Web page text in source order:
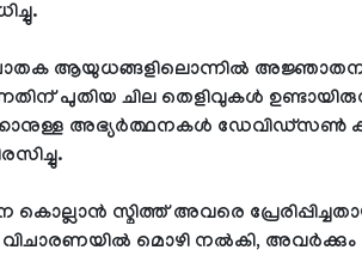
ആയുധങ്ങളിലൊന്നിൽ
പുതിയ ചില തെളിവുകൾ
അഭ്യർത്ഥനകൾ ഡേവിഡ്‌സൺ
കൊല്ലാൻ സ്മിത്ത് അവരെ
മൊഴി നൽകി, അവർക്കും